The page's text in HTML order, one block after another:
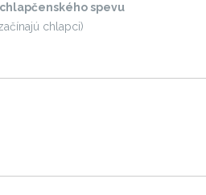
spevu
chlapci)